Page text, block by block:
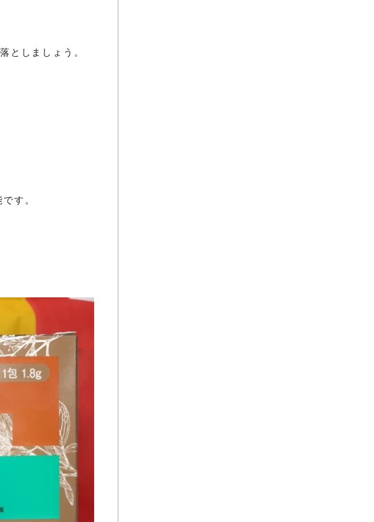
としましょう。
す。